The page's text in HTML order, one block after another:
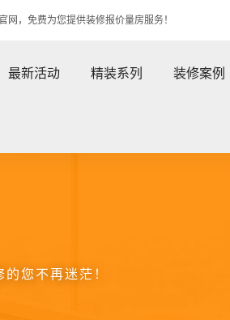
网，免费为您提供装修报价量房服务！
最新活动 精装系列 装修案例
您不再迷茫！